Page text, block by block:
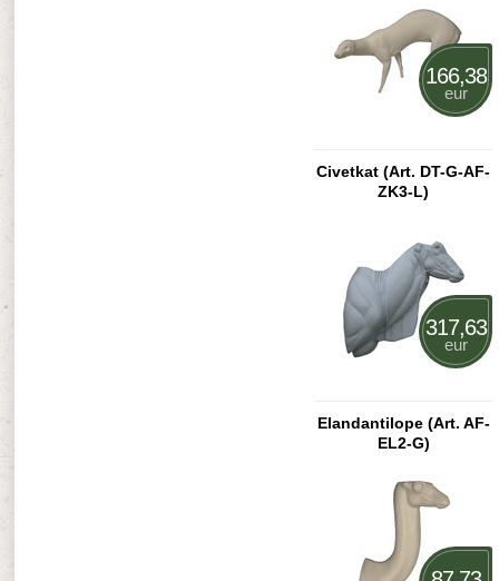
Civetkat (Art. DT-G-AF-
ZK3-L)
166,38
eur
Elandantilope (Art. AF-
EL2-G)
317,63
eur